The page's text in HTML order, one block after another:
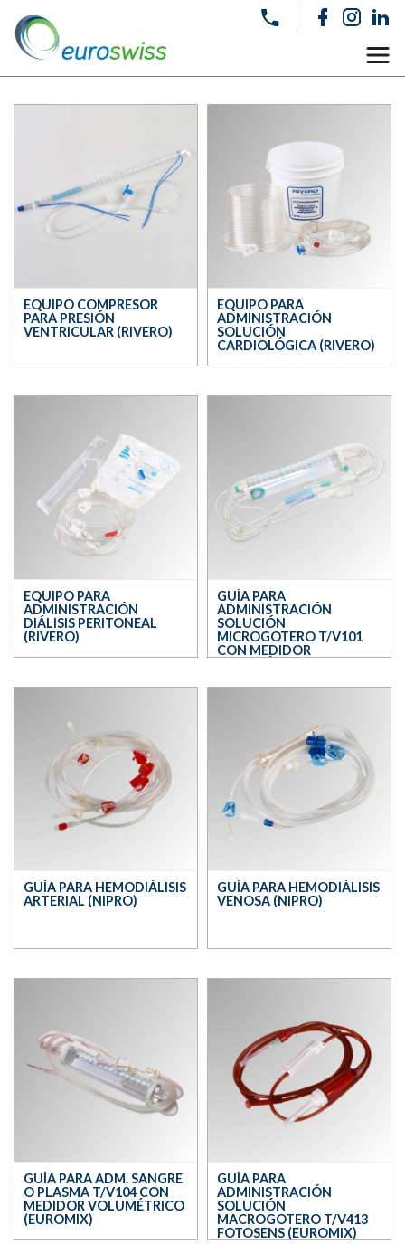
EQUIPO COMPRESOR
PARA PRESIÓN
VENTRICULAR (RIVERO)
EQUIPO PARA
ADMINISTRACIÓN
SOLUCIÓN
CARDIOLÓGICA (RIVERO)
EQUIPO PARA
ADMINISTRACIÓN
DIÁLISIS PERITONEAL
(RIVERO)
GUÍA PARA
ADMINISTRACIÓN
SOLUCIÓN
MICROGOTERO T/V101
CON MEDIDOR
GUÍA PARA HEMODIÁLISIS
ARTERIAL (NIPRO)
GUÍA PARA HEMODIÁLISIS
VENOSA (NIPRO)
GUÍA PARA ADM. SANGRE
O PLASMA T/V104 CON
MEDIDOR VOLUMÉTRICO
(EUROMIX)
GUÍA PARA
ADMINISTRACIÓN
SOLUCIÓN
MACROGOTERO T/V413
FOTOSENS (EUROMIX)